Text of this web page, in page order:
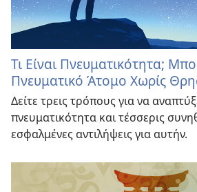
Τι Είναι Πνευματικότητα;
Πνευματικό Άτομο Χωρίς
Δείτε τρεις τρόπους για να
πνευματικότητα και τέσσερις
εσφαλμένες αντιλήψεις για αυτήν.